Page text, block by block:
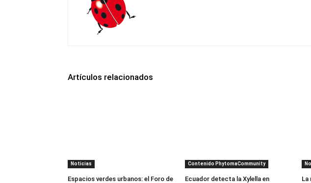
Artículos relacionados
Noticias
Espacios verdes urbanos: el Foro de
Contenido PhytomaCommunity
Ecuador detecta la Xylella en
La